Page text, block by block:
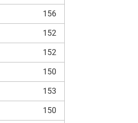
156
152
152
150
153
150